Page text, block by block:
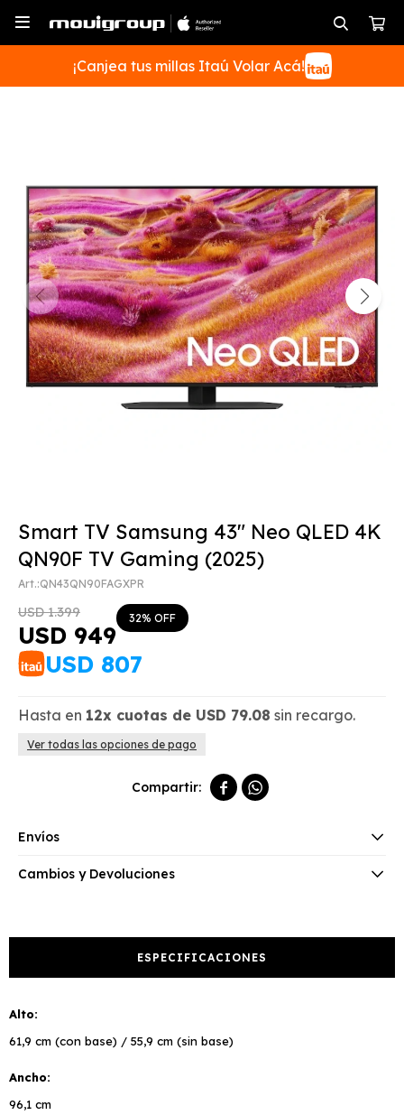

¡Canjea tus millas Itaú Volar Acá!
Smart TV Samsung 43" Neo QLED 4K
QN90F TV Gaming (2025)
QN43QN90FAGXPR
USD 949
USD 1.399 32
USD 807
Hasta en 12x cuotas de USD 79.08 sin recargo.
Ver todas las opciones de pago
 
Envíos
Cambios y Devoluciones
ESPECIFICACIONES
Alto
61,9 cm (con base) / 55,9 cm (sin base)
Ancho
96,1 cm
SUSCRIBIRME